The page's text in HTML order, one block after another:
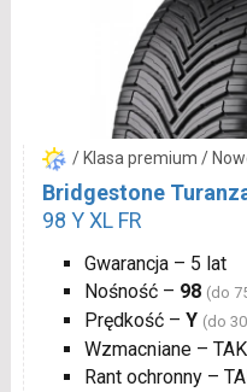
/ Klasa premium /
Bridgestone
98 Y XL FR
Gwarancja – 5 lat
Nośność – 98 (do
Prędkość – Y (do
Wzmacniane – TAK
Rant ochronny –